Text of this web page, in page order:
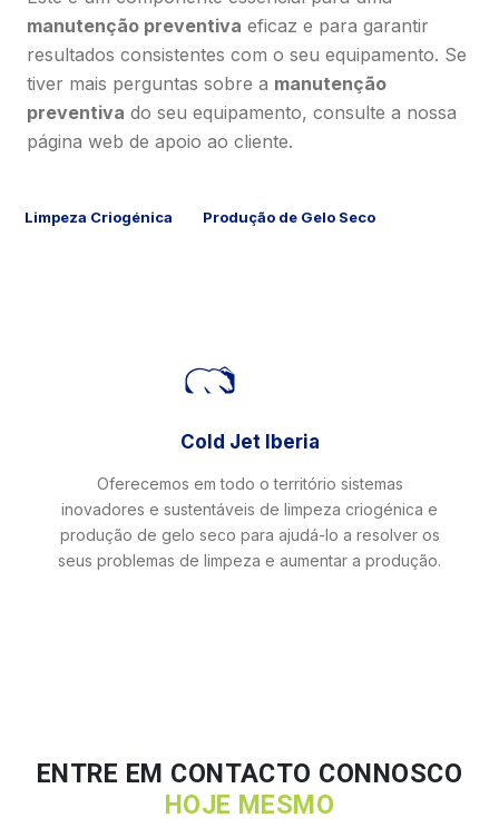
manutenção preventiva eficaz e para garantir
resultados consistentes com o seu equipamento. Se
tiver mais perguntas sobre a manutenção
preventiva do seu equipamento, consulte a nossa
página web de apoio ao cliente.
Limpeza Criogénica Produção de Gelo Seco
Cold Jet Iberia
Oferecemos em todo o território sistemas
inovadores e sustentáveis de limpeza criogénica e
produção de gelo seco para ajudá-lo a resolver os
seus problemas de limpeza e aumentar a produção.
ENTRE EM CONTACTO CONNOSCO
HOJE MESMO